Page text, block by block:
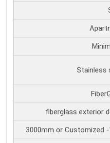
Stainless
fiberglass exterior